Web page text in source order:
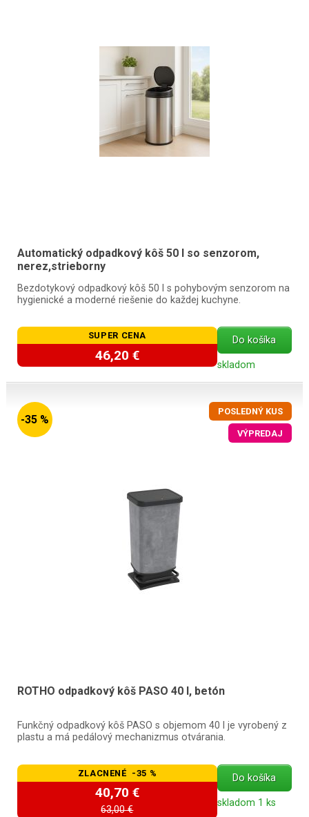
Automatický odpadkový kôš 50 l so senzorom,
nerez,strieborny
Bezdotykový odpadkový kôš 50 l s pohybovým senzorom na
hygienické a moderné riešenie do každej kuchyne.
SUPER CENA
46,20 €
Do košíka
skladom
-35 %
POSLEDNÝ KUS
VÝPREDAJ
ROTHO odpadkový kôš PASO 40 l, betón
Funkčný odpadkový kôš PASO s objemom 40 l je vyrobený z
plastu a má pedálový mechanizmus otvárania.
ZLACNENÉ -35 %
40,70 €
63,00 €
Do košíka
skladom 1 ks